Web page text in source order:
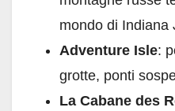
mondo di Indiana
Adventure Isle:
grotte, ponti
La Cabane des